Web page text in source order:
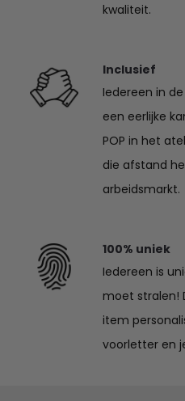
kwaliteit.
Inclusief
Iedereen in
een eerlijke
POP in het
die afstand
arbeidsmarkt.
100% uniek
Iedereen is
moet stralen!
item
voorletter en